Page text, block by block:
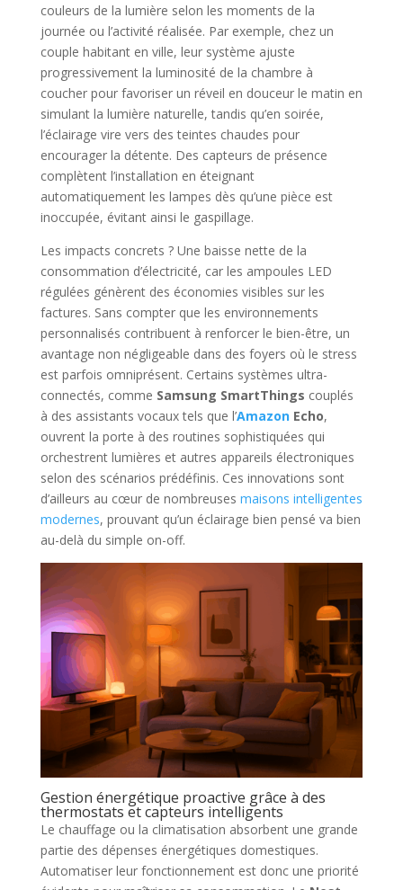
couleurs de la lumière selon les moments de la
journée ou l’activité réalisée. Par exemple, chez un
couple habitant en ville, leur système ajuste
progressivement la luminosité de la chambre à
coucher pour favoriser un réveil en douceur le matin en
simulant la lumière naturelle, tandis qu’en soirée,
l’éclairage vire vers des teintes chaudes pour
encourager la détente. Des capteurs de présence
complètent l’installation en éteignant
automatiquement les lampes dès qu’une pièce est
inoccupée, évitant ainsi le gaspillage.
Les impacts concrets ? Une baisse nette de la
consommation d’électricité, car les ampoules LED
régulées génèrent des économies visibles sur les
factures. Sans compter que les environnements
personnalisés contribuent à renforcer le bien-être, un
avantage non négligeable dans des foyers où le stress
est parfois omniprésent. Certains systèmes ultra-
connectés, comme Samsung SmartThings couplés
à des assistants vocaux tels que l’AmazonEcho,
ouvrent la porte à des routines sophistiquées qui
orchestrent lumières et autres appareils électroniques
selon des scénarios prédéfinis. Ces innovations sont
d’ailleurs au cœur de nombreuses maisons intelligentes
modernes, prouvant qu’un éclairage bien pensé va bien
au-delà du simple on-off.
Gestion énergétique proactive grâce à des
thermostats et capteurs intelligents
Le chauffage ou la climatisation absorbent une grande
partie des dépenses énergétiques domestiques.
Automatiser leur fonctionnement est donc une priorité